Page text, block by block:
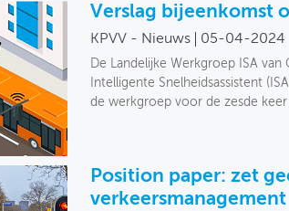
Verslag bijeenkomst
KPVV - Nieuws 05-04-2024
De Landelijke Werkgroep ISA
Intelligente Snelheidsassistent
de werkgroep voor de zesde
Position paper: zet
verkeersmanagement